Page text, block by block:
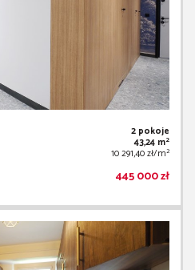
2 pokoje
43,24 m2
10 291,40 zł/m2
445 000 zł